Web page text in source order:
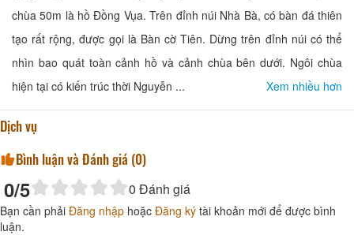
chùa 50m là hồ Đồng Vụa. Trên đỉnh núi Nhà Bà, có bàn đá thiên
tạo rất rộng, được gọi là Bàn cờ Tiên. Dừng trên đỉnh núi có thể
nhìn bao quát toàn cảnh hồ và cảnh chùa bên dưới. Ngôi chùa
hiện tại có kiến trúc thời Nguyễn ...
Xem nhiều hơn
Dịch vụ
Bình luận và Đánh giá (0)
0/5 0 Đánh giá
Bạn cần phải Đăng nhập hoặc Đăng ký tài khoản mới để được bình
luận.